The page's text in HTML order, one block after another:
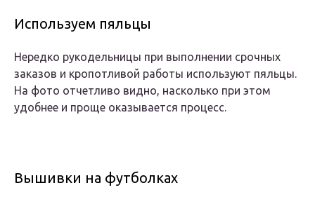
Используем пяльцы
Нередко рукодельницы при выполнении срочных
заказов и кропотливой работы используют пяльцы.
На фото отчетливо видно, насколько при этом
удобнее и проще оказывается процесс.
Вышивки на футболках